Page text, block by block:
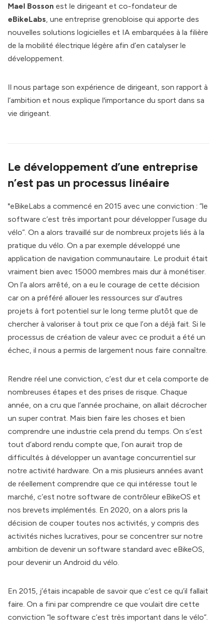
Mael Bosson est le dirigeant et co-fondateur de
eBikeLabs, une entreprise grenobloise qui apporte des
nouvelles solutions logicielles et IA embarquées à la filière
de la mobilité électrique légère afin d’en catalyser le
développement.
Il nous partage son expérience de dirigeant, son rapport à
l’ambition et nous explique l'importance du sport dans sa
vie dirigeant.
Le développement d’une entreprise
n’est pas un processus linéaire
"eBikeLabs a commencé en 2015 avec une conviction : ”le
software c’est très important pour développer l’usage du
vélo”. On a alors travaillé sur de nombreux projets liés à la
pratique du vélo. On a par exemple développé une
application de navigation communautaire. Le produit était
vraiment bien avec 15000 membres mais dur à monétiser.
On l’a alors arrêté, on a eu le courage de cette décision
car on a préféré allouer les ressources sur d’autres
projets à fort potentiel sur le long terme plutôt que de
chercher à valoriser à tout prix ce que l’on a déjà fait. Si le
processus de création de valeur avec ce produit a été un
échec, il nous a permis de largement nous faire connaître.
Rendre réel une conviction, c’est dur et cela comporte de
nombreuses étapes et des prises de risque. Chaque
année, on a cru que l’année prochaine, on allait décrocher
un super contrat. Mais bien faire les choses et bien
comprendre une industrie cela prend du temps. On s‘est
tout d’abord rendu compte que, l’on aurait trop de
difficultés à développer un avantage concurrentiel sur
notre activité hardware. On a mis plusieurs années avant
de réellement comprendre que ce qui intéresse tout le
marché, c’est notre software de contrôleur eBikeOS et
nos brevets implémentés. En 2020, on a alors pris la
décision de couper toutes nos activités, y compris des
activités niches lucratives, pour se concentrer sur notre
ambition de devenir un software standard avec eBikeOS,
pour devenir un Android du vélo.
En 2015, j’étais incapable de savoir que c’est ce qu’il fallait
faire. On a fini par comprendre ce que voulait dire cette
conviction “le software c’est très important dans le vélo”.